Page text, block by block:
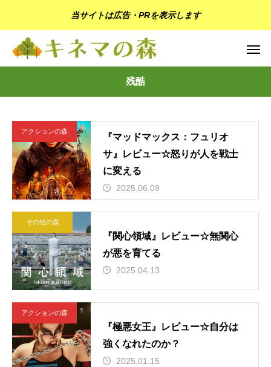
当サイトは広告・PRを表示します
残酷
アクションの森
『マッドマックス：フュリオ
サ』レビュー☆怒りが人を戦士
に変える
2025.06.09
その他の森
『関心領域』レビュー☆無関心
が悪を育てる
2025.04.13
アクションの森
『極悪女王』レビュー☆自分は
強くなれたのか？
2025.01.15